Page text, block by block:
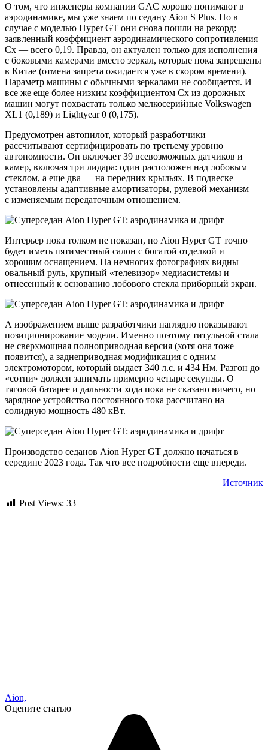
О том, что инженеры компании GAC хорошо понимают в
аэродинамике, мы уже знаем по седану Aion S Plus. Но в
случае с моделью Hyper GT они снова пошли на рекорд:
заявленный коэффициент аэродинамического сопротивления
Cx — всего 0,19. Правда, он актуален только для исполнения
с боковыми камерами вместо зеркал, которые пока запрещены
в Китае (отмена запрета ожидается уже в скором времени).
Параметр машины с обычными зеркалами не сообщается. И
все же еще более низким коэффициентом Cx из дорожных
машин могут похвастать только мелкосерийные Volkswagen
XL1 (0,189) и Lightyear 0 (0,175).
Предусмотрен автопилот, который разработчики
рассчитывают сертифицировать по третьему уровню
автономности. Он включает 39 всевозможных датчиков и
камер, включая три лидара: один расположен над лобовым
стеклом, а еще два — на передних крыльях. В подвеске
установлены адаптивные амортизаторы, рулевой механизм —
с изменяемым передаточным отношением.
Интерьер пока толком не показан, но Aion Hyper GT точно
будет иметь пятиместный салон с богатой отделкой и
хорошим оснащением. На немногих фотографиях видны
овальный руль, крупный «телевизор» медиасистемы и
отнесенный к основанию лобового стекла приборный экран.
А изображением выше разработчики наглядно показывают
позиционирование модели. Именно поэтому титульной стала
не сверхмощная полноприводная версия (хотя она тоже
появится), а заднеприводная модификация с одним
электромотором, который выдает 340 л.с. и 434 Нм. Разгон до
«сотни» должен занимать примерно четыре секунды. О
тяговой батарее и дальности хода пока не сказано ничего, но
зарядное устройство постоянного тока рассчитано на
солидную мощность 480 кВт.
Производство седанов Aion Hyper GT должно начаться в
середине 2023 года. Так что все подробности еще впереди.
Источник
Post Views: 33
Aion,
Оцените статью